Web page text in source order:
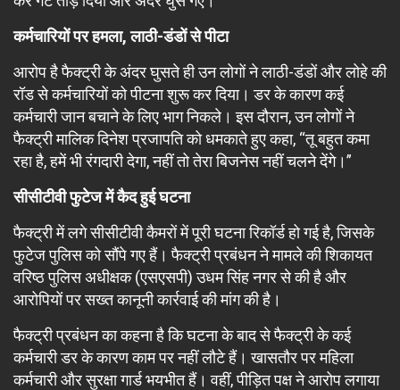
कर्मचारियों पर हमला, लाठी-डंडों से पीटा
आरोप है फैक्ट्री के अंदर घुसते ही उन लोगों ने लाठी-डंडों और लोहे की
रॉड से कर्मचारियों को पीटना शुरू कर दिया। डर के कारण कई
कर्मचारी जान बचाने के लिए भाग निकले। इस दौरान, उन लोगों ने
फैक्ट्री मालिक दिनेश प्रजापति को धमकाते हुए कहा, “तू बहुत कमा
रहा है, हमें भी रंगदारी देगा, नहीं तो तेरा बिजनेस नहीं चलने देंगे।”
सीसीटीवी फुटेज में कैद हुई घटना
फैक्ट्री में लगे सीसीटीवी कैमरों में पूरी घटना रिकॉर्ड हो गई है, जिसके
फुटेज पुलिस को सौंपे गए हैं। फैक्ट्री प्रबंधन ने मामले की शिकायत
वरिष्ठ पुलिस अधीक्षक (एसएसपी) उधम सिंह नगर से की है और
आरोपियों पर सख्त कानूनी कार्रवाई की मांग की है।
फैक्ट्री प्रबंधन का कहना है कि घटना के बाद से फैक्ट्री के कई
कर्मचारी डर के कारण काम पर नहीं लौटे हैं। खासतौर पर महिला
कर्मचारी और सुरक्षा गार्ड भयभीत हैं। वहीं, पीड़ित पक्ष ने आरोप लगाया